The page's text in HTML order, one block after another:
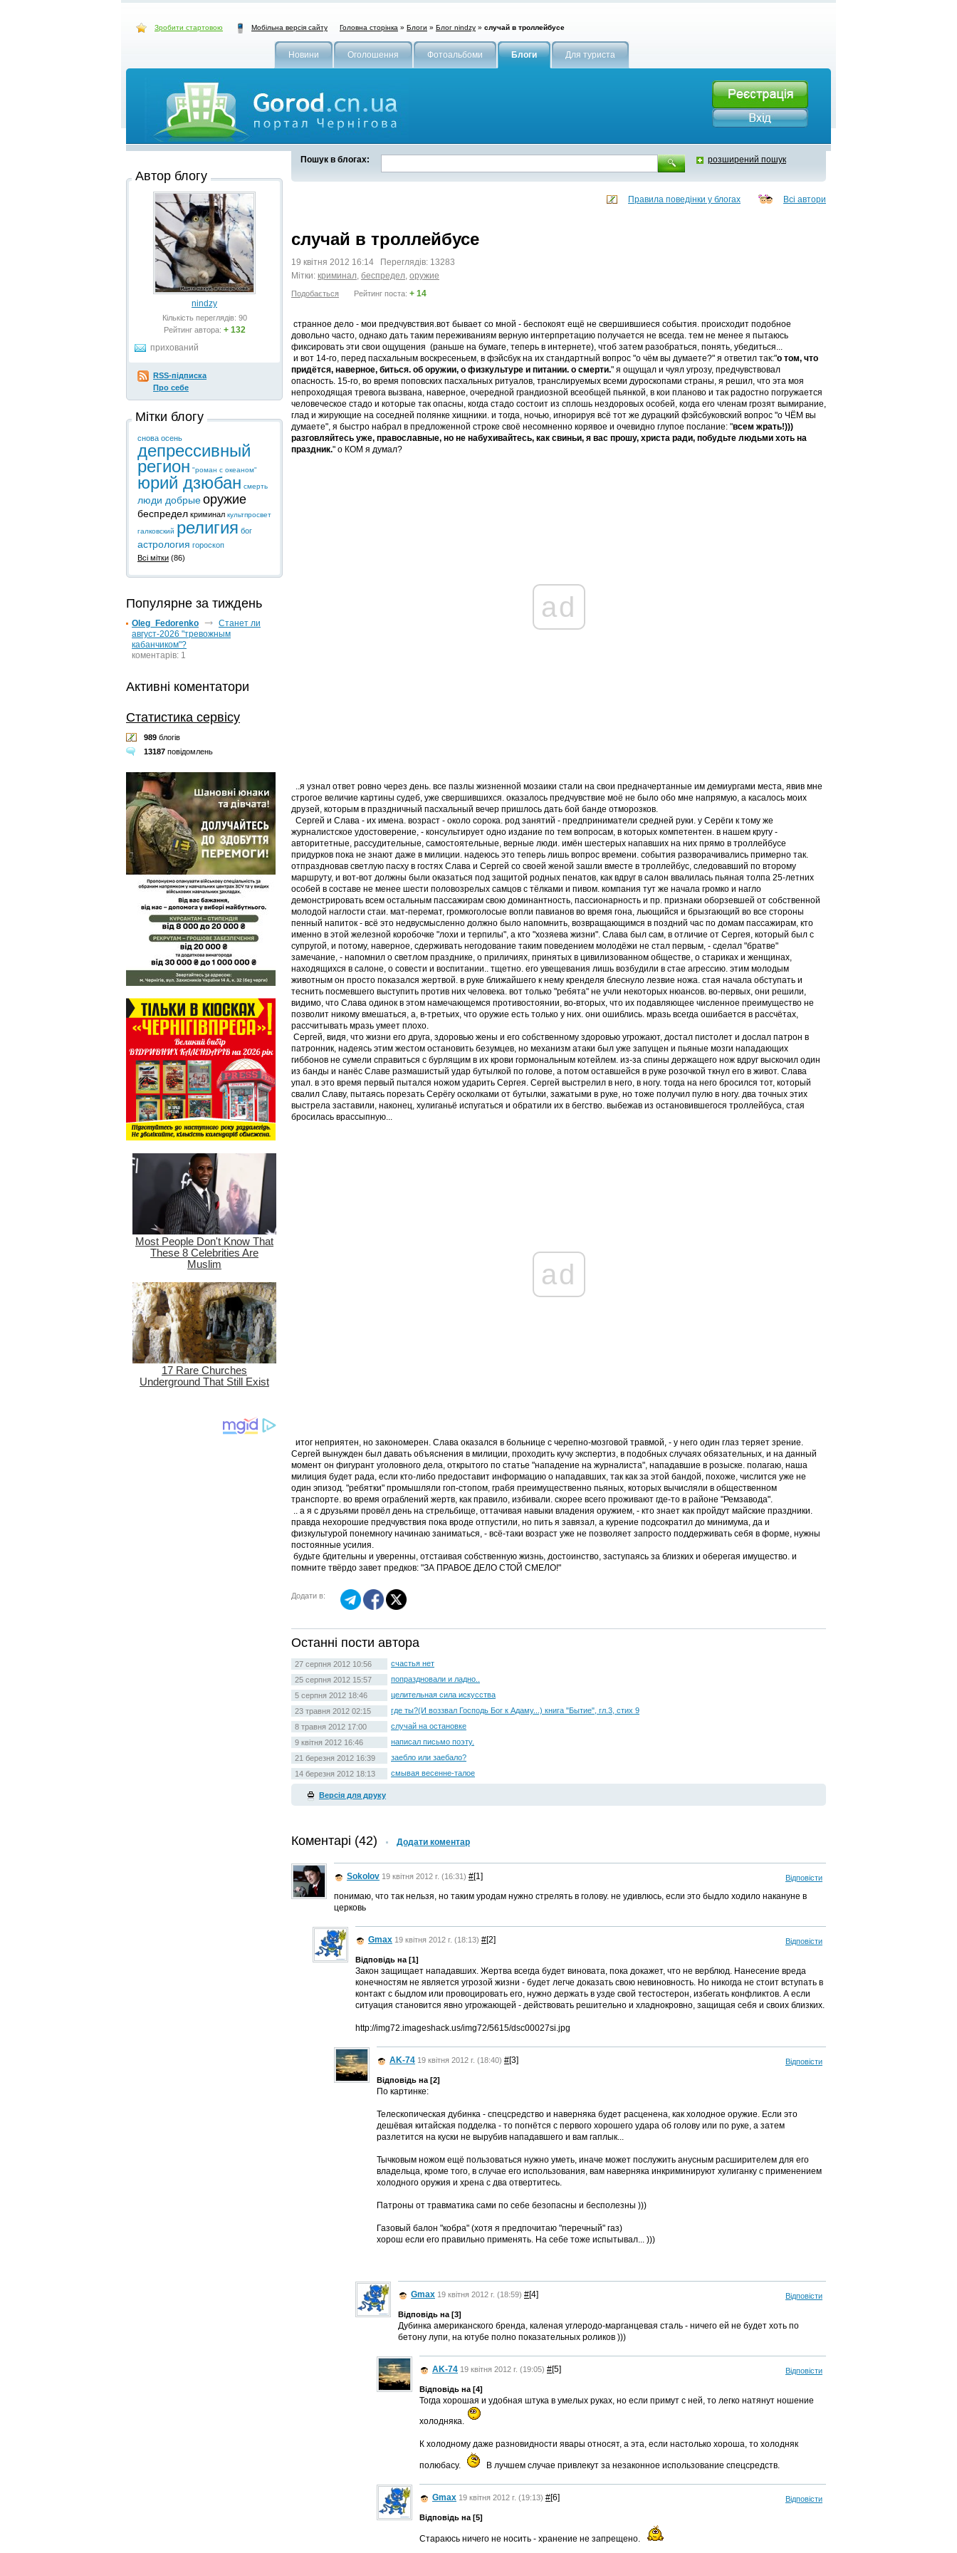
Зробити стартовою Мобільна версія сайту Головна сторінка » Блоги » Блог nindzy » случай в троллейбусе
Новини Оголошення Фотоальбоми Блоги Для туриста
Пошук в блогах: розширений пошук
Правила поведінки у блогах Всі автори
случай в троллейбусе
19 квітня 2012 16:14 Переглядів: 13283
Мітки: криминал, беспредел, оружие
Подобається Рейтинг поста: + 14
странное дело - мои предчувствия.вот бывает со мной - беспокоят ещё не свершившиеся события. происходит подобное
довольно часто, однако дать таким переживаниям верную интерпретацию получается не всегда. тем не менее я пытаюсь
фиксировать эти свои ощущения (раньше на бумаге, теперь в интернете), чтоб затем разобраться, понять, убедиться...
и вот 14-го, перед пасхальным воскресеньем, в фэйсбук на их стандартный вопрос "о чём вы думаете?" я ответил так:"о том, что
придётся, наверное, биться. об оружии, о физкультуре и питании. о смерти." я ощущал и чуял угрозу, предчувствовал
опасность. 15-го, во время поповских пасхальных ритуалов, транслируемых всеми дуроскопами страны, я решил, что эта моя
непроходящая тревога вызвана, наверное, очередной грандиозной всеобщей пьянкой, в кои планово и так радостно погружается
человеческое стадо и которые так опасны, когда стадо состоит из сплошь нездоровых особей, когда его членам грозят вымирание,
глад и жирующие на соседней полянке хищники. и тогда, ночью, игнорируя всё тот же дурацкий фэйсбуковский вопрос "о ЧЁМ вы
думаете", я быстро набрал в предложенной строке своё несомненно корявое и очевидно глупое послание: "всем жрать!)))
разговляйтесь уже, православные, но не набухивайтесь, как свиньи, я вас прошу, христа ради, побудьте людьми хоть на
праздник." о КОМ я думал?
ad
..я узнал ответ ровно через день. все пазлы жизненной мозаики стали на свои предначертанные им демиургами места, явив мне
строгое величие картины судеб, уже свершившихся. оказалось предчувствие моё не было обо мне напрямую, а касалось моих
друзей, которым в праздничный пасхальный вечер пришлось дать бой банде отморозков.
Сергей и Слава - их имена. возраст - около сорока. род занятий - предприниматели средней руки. у Серёги к тому же
журналистское удостоверение, - консультирует одно издание по тем вопросам, в которых компетентен. в нашем кругу -
авторитетные, рассудительные, самостоятельные, верные люди. имён шестерых напавших на них прямо в троллейбусе
придурков пока не знают даже в милиции. надеюсь это теперь лишь вопрос времени. события разворачивались примерно так.
отпраздновав светлую пасху в гостях Слава и Сергей со своей женой зашли вместе в троллейбус, следовавший по второму
маршруту, и вот-вот должны были оказаться под защитой родных пенатов, как вдруг в салон ввалилась пьяная толпа 25-летних
особей в составе не менее шести половозрелых самцов с тёлками и пивом. компания тут же начала громко и нагло
демонстрировать всем остальным пассажирам свою доминантность, пассионарность и пр. признаки оборзевшей от собственной
молодой наглости стаи. мат-перемат, громкоголосые вопли павианов во время гона, льющийся и брызгающий во все стороны
пенный напиток - всё это недвусмысленно должно было напомнить, возвращающимся в поздний час по домам пассажирам, кто
именно в этой железной коробочке "лохи и терпилы", а кто "хозяева жизни". Слава был сам, в отличие от Сергея, который был с
супругой, и потому, наверное, сдерживать негодование таким поведением молодёжи не стал первым, - сделал "братве"
замечание, - напомнил о светлом празднике, о приличиях, принятых в цивилизованном обществе, о стариках и женщинах,
находящихся в салоне, о совести и воспитании.. тщетно. его увещевания лишь возбудили в стае агрессию. этим молодым
животным он просто показался жертвой. в руке ближайшего к нему кренделя блеснуло лезвие ножа. стая начала обступать и
теснить посмевшего выступить против них человека. вот только "ребята" не учли некоторых нюансов. во-первых, они решили,
видимо, что Слава одинок в этом намечающемся противостоянии, во-вторых, что их подавляющее численное преимущество не
позволит никому вмешаться, а, в-третьих, что оружие есть только у них. они ошиблись. мразь всегда ошибается в рассчётах,
рассчитывать мразь умеет плохо.
Сергей, видя, что жизни его друга, здоровью жены и его собственному здоровью угрожают, достал пистолет и дослал патрон в
патронник, надеясь этим жестом остановить безумцев, но механизм атаки был уже запущен и пьяные мозги нападающих
гиббонов не сумели справиться с бурлящим в их крови гормональным котейлем. из-за спины держащего нож вдруг выскочил один
из банды и нанёс Славе размашистый удар бутылкой по голове, а потом оставшейся в руке розочкой ткнул его в живот. Слава
упал. в это время первый пытался ножом ударить Сергея. Сергей выстрелил в него, в ногу. тогда на него бросился тот, который
свалил Славу, пытаясь порезать Серёгу осколками от бутылки, зажатыми в руке, но тоже получил пулю в ногу. два точных этих
выстрела заставили, наконец, хулиганьё испугаться и обратили их в бегство. выбежав из остановившегося троллейбуса, стая
бросилась врассыпную...
ad
итог неприятен, но закономерен. Слава оказался в больнице с черепно-мозговой травмой, - у него один глаз теряет зрение.
Сергей вынужден был давать объяснения в милиции, проходить кучу экспертиз, в подобных случаях обязательных, и на данный
момент он фигурант уголовного дела, открытого по статье "нападение на журналиста", нападавшие в розыске. полагаю, наша
милиция будет рада, если кто-либо предоставит информацию о нападавших, так как за этой бандой, похоже, числится уже не
один эпизод. "ребятки" промышляли гоп-стопом, грабя преимущественно пьяных, которых вычисляли в общественном
транспорте. во время ограблений жертв, как правило, избивали. скорее всего проживают где-то в районе "Ремзавода".
.. а я с друзьями провёл день на стрельбище, оттачивая навыки владения оружием, - кто знает как пройдут майские праздники.
правда нехорошие предчувствия пока вроде отпустили, но пить я завязал, а курение подсократил до минимума, да и
физкультурой понемногу начинаю заниматься, - всё-таки возраст уже не позволяет запросто поддерживать себя в форме, нужны
постоянные усилия.
будьте бдительны и уверенны, отстаивая собственную жизнь, достоинство, заступаясь за близких и оберегая имущество. и
помните твёрдо завет предков: "ЗА ПРАВОЕ ДЕЛО СТОЙ СМЕЛО!"
Додати в:
Останні пости автора
27 серпня 2012 10:56
счастья нет
25 серпня 2012 15:57
попраздновали и ладно..
5 серпня 2012 18:46
целительная сила искусства
23 травня 2012 02:15
где ты?(И воззвал Господь Бог к Адаму...) книга "Бытие", гл.3, стих 9
8 травня 2012 17:00
случай на остановке
9 квітня 2012 16:46
написал письмо поэту.
21 березня 2012 16:39
заебло или заебало?
14 березня 2012 18:13
смывая весенне-талое
Версія для друку
Коментарі (42) Додати коментар
Відповісти
Sokolov 19 квітня 2012 г. (16:31) #[1]
понимаю, что так нельзя, но таким уродам нужно стрелять в голову. не удивлюсь, если это быдло ходило накануне в
церковь
Відповісти
Gmax 19 квітня 2012 г. (18:13) #[2]
Відповідь на [1]
Закон защищает нападавших. Жертва всегда будет виновата, пока докажет, что не верблюд. Нанесение вреда
конечностям не является угрозой жизни - будет легче доказать свою невиновность. Но никогда не стоит вступать в
контакт с быдлом или провоцировать его, нужно держать в узде свой тестостерон, избегать конфликтов. А если
ситуация становится явно угрожающей - действовать решительно и хладнокровно, защищая себя и своих близких.
http://img72.imageshack.us/img72/5615/dsc00027si.jpg
Відповісти
AK-74 19 квітня 2012 г. (18:40) #[3]
Відповідь на [2]
По картинке:
Телескопическая дубинка - спецсредство и наверняка будет расценена, как холодное оружие. Если это
дешёвая китайская подделка - то погнётся с первого хорошего удара об голову или по руке, а затем
разлетится на куски не вырубив нападавшего и вам гаплык...
Тычковым ножом ещё пользоваться нужно уметь, иначе может послужить анусным расширителем для его
владельца, кроме того, в случае его использования, вам наверняка инкриминируют хулиганку с применением
холодного оружия и хрена с два отвертитесь.
Патроны от травматика сами по себе безопасны и бесполезны )))
Газовый балон "кобра" (хотя я предпочитаю "перечный" газ)
хорош если его правильно применять. На себе тоже испытывал... )))
Відповісти
Gmax 19 квітня 2012 г. (18:59) #[4]
Відповідь на [3]
Дубинка американского бренда, каленая углеродо-марганцевая сталь - ничего ей не будет хоть по
бетону лупи, на ютубе полно показательных роликов )))
Відповісти
AK-74 19 квітня 2012 г. (19:05) #[5]
Відповідь на [4]
Тогда хорошая и удобная штука в умелых руках, но если примут с ней, то легко натянут ношение
холодняка.
К холодному даже разновидности явары относят, а эта, если настолько хороша, то холодняк
полюбасу. В лучшем случае привлекут за незаконное использование спецсредств.
Відповісти
Gmax 19 квітня 2012 г. (19:13) #[6]
Відповідь на [5]
Стараюсь ничего не носить - хранение не запрещено.
Автор блогу
nindzy
Кількість переглядів: 90
Рейтинг автора: + 132
прихований
RSS-підписка
Про себе
Мітки блогу
снова осень
депрессивный
регион "роман с океаном"
юрий дзюбан смерть
люди добрыеоружие
беспредел криминал культпросвет
галковский религия бог
астрология гороскоп
Всі мітки (86)
Популярне за тиждень
Oleg_Fedorenko
Станет ли
август-2026 "тревожным
кабанчиком"?
коментарів: 1
Активні коментатори
Статистика сервісу
989 блогів
13187 повідомлень